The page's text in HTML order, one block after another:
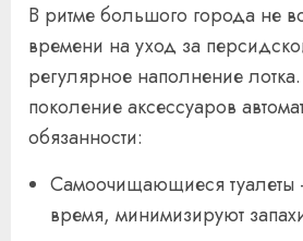
В ритме большого города не
времени на уход за
регулярное наполнение
поколение аксессуаров
обязанности:
Самоочищающиеся туалеты
время, минимизируют